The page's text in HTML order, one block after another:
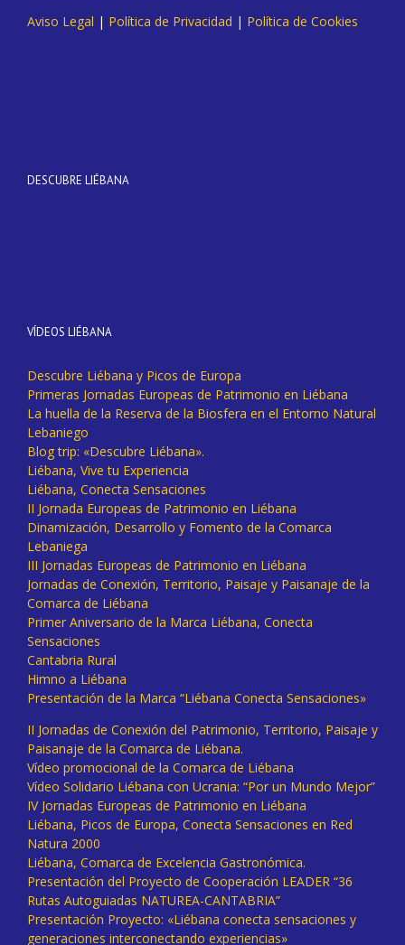
Aviso Legal | Política de Privacidad | Política de Cookies
DESCUBRE LIÉBANA
VÍDEOS LIÉBANA
Descubre Liébana y Picos de Europa
Primeras Jornadas Europeas de Patrimonio en Liébana
La huella de la Reserva de la Biosfera en el Entorno Natural
Lebaniego
Blog trip: «Descubre Liébana».
Liébana, Vive tu Experiencia
Liébana, Conecta Sensaciones
II Jornada Europeas de Patrimonio en Liébana
Dinamización, Desarrollo y Fomento de la Comarca
Lebaniega
III Jornadas Europeas de Patrimonio en Liébana
Jornadas de Conexión, Territorio, Paisaje y Paisanaje de la
Comarca de Liébana
Primer Aniversario de la Marca Liébana, Conecta
Sensaciones
Cantabria Rural
Himno a Liébana
Presentación de la Marca “Liébana Conecta Sensaciones»
II Jornadas de Conexión del Patrimonio, Territorio, Paisaje y
Paisanaje de la Comarca de Liébana.
Vídeo promocional de la Comarca de Liébana
Vídeo Solidario Liébana con Ucrania: “Por un Mundo Mejor”
IV Jornadas Europeas de Patrimonio en Liébana
Liébana, Picos de Europa, Conecta Sensaciones en Red
Natura 2000
Liébana, Comarca de Excelencia Gastronómica.
Presentación del Proyecto de Cooperación LEADER “36
Rutas Autoguiadas NATUREA-CANTABRIA”
Presentación Proyecto: «Liébana conecta sensaciones y
generaciones interconectando experiencias»